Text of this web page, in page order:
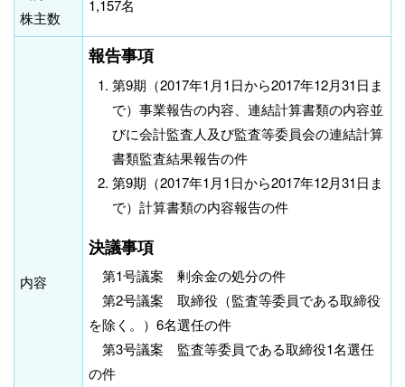
株主数
1,157名
内容
報告事項
第9期（2017年1月1日から2017年12月31日ま
で）事業報告の内容、連結計算書類の内容並
びに会計監査人及び監査等委員会の連結計算
書類監査結果報告の件
第9期（2017年1月1日から2017年12月31日ま
で）計算書類の内容報告の件
決議事項
第1号議案 剰余金の処分の件
第2号議案 取締役（監査等委員である取締役
を除く。）6名選任の件
第3号議案 監査等委員である取締役1名選任
の件